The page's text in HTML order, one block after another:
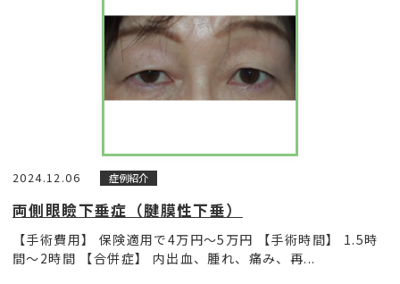
2024.12.06 症例紹介
両側眼瞼下垂症（腱膜性下垂）
【手術費用】 保険適用で4万円〜5万円 【手術時間】 1.5時
間〜2時間 【合併症】 内出血、腫れ、痛み、再...